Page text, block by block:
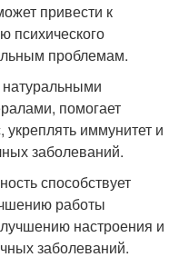
привести к
психического
проблемам.
помогает
иммунитет и
заболеваний.
способствует
работы
настроения и
заболеваний.